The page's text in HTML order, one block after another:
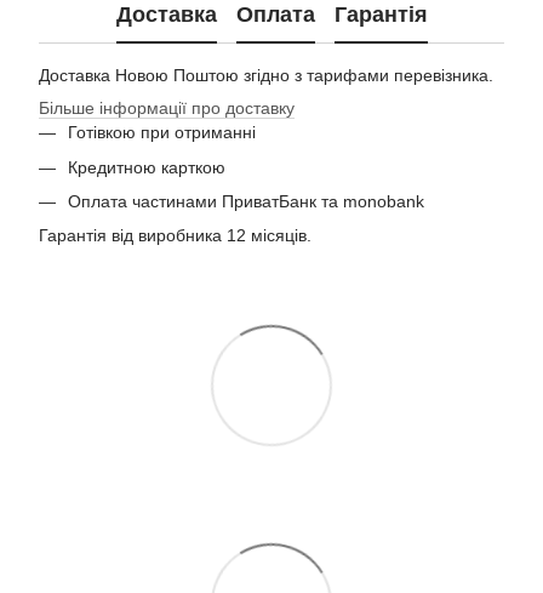
Доставка Оплата Гарантія
Доставка Новою Поштою згідно з тарифами перевізника.
Більше інформації про доставку
Готівкою при отриманні
Кредитною карткою
Оплата частинами ПриватБанк та monobank
Гарантія від виробника 12 місяців.